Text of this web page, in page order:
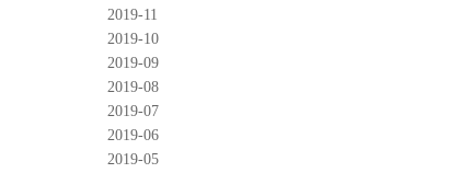
2019-11
2019-10
2019-09
2019-08
2019-07
2019-06
2019-05